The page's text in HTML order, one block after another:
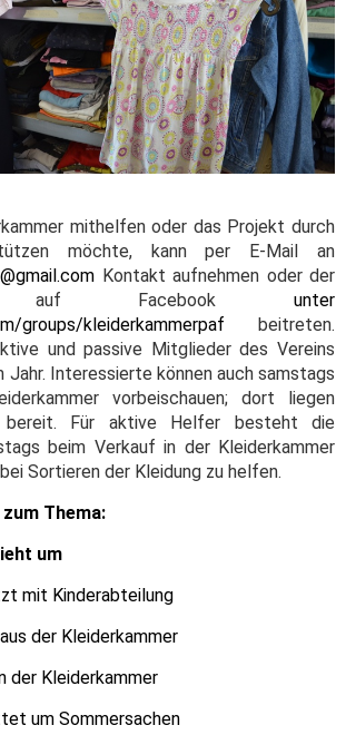
mithelfen oder das Projekt durch
möchte, kann per E-Mail an
Kontakt aufnehmen oder der
auf Facebook unter
groups/kleiderkammerpaf beitreten.
und passive Mitglieder des Vereins
Jahr. Interessierte können auch samstags
vorbeischauen; dort liegen
bereit. Für aktive Helfer besteht die
beim Verkauf in der Kleiderkammer
Sortieren der Kleidung zu helfen.
Thema:
um
mit Kinderabteilung
der Kleiderkammer
der Kleiderkammer
um Sommersachen